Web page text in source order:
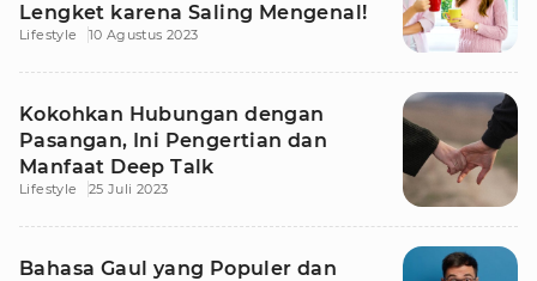
Lengket karena Saling Mengenal!
Lifestyle 10 Agustus 2023
Kokohkan Hubungan dengan
Pasangan, Ini Pengertian dan
Manfaat Deep Talk
Lifestyle 25 Juli 2023
Bahasa Gaul yang Populer dan